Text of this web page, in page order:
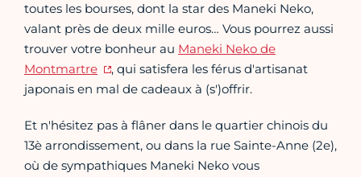
toutes les bourses, dont la star des Maneki Neko,
valant près de deux mille euros… Vous pourrez aussi
trouver votre bonheur au Maneki Neko de
Montmartre
, qui satisfera les férus d'artisanat
japonais en mal de cadeaux à (s')offrir.
Et n'hésitez pas à flâner dans le quartier chinois du
13è arrondissement, ou dans la rue Sainte-Anne (2e),
où de sympathiques Maneki Neko vous